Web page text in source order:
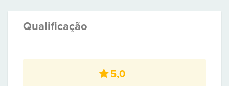
Qualificação
5,0